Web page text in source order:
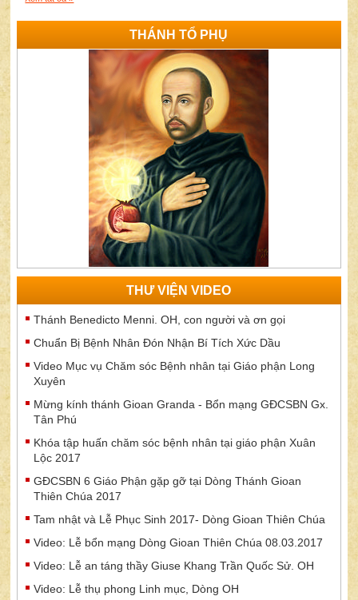
THÁNH TỔ PHỤ
THƯ VIỆN VIDEO
Thánh Benedicto Menni. OH, con người và ơn gọi
Chuẩn Bị Bệnh Nhân Đón Nhận Bí Tích Xức Dầu
Video Mục vụ Chăm sóc Bệnh nhân tại Giáo phận Long
Xuyên
Mừng kính thánh Gioan Granda - Bổn mạng GĐCSBN Gx.
Tân Phú
Khóa tập huấn chăm sóc bệnh nhân tại giáo phận Xuân
Lộc 2017
GĐCSBN 6 Giáo Phận gặp gỡ tại Dòng Thánh Gioan
Thiên Chúa 2017
Tam nhật và Lễ Phục Sinh 2017- Dòng Gioan Thiên Chúa
Video: Lễ bổn mạng Dòng Gioan Thiên Chúa 08.03.2017
Video: Lễ an táng thầy Giuse Khang Trần Quốc Sử. OH
Video: Lễ thụ phong Linh mục, Dòng OH